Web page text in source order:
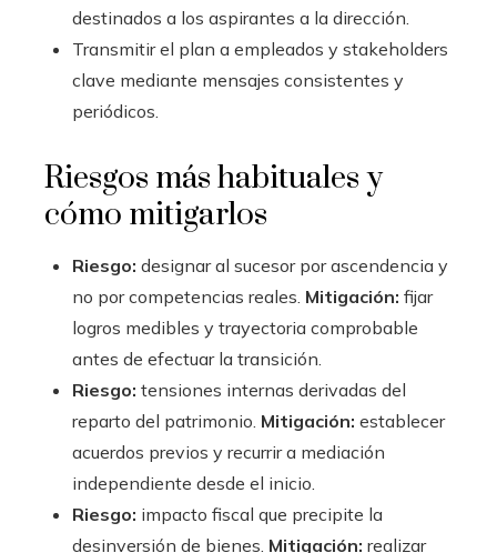
destinados a los aspirantes a la dirección.
Transmitir el plan a empleados y stakeholders
clave mediante mensajes consistentes y
periódicos.
Riesgos más habituales y
cómo mitigarlos
Riesgo: designar al sucesor por ascendencia y
no por competencias reales. Mitigación: fijar
logros medibles y trayectoria comprobable
antes de efectuar la transición.
Riesgo: tensiones internas derivadas del
reparto del patrimonio. Mitigación: establecer
acuerdos previos y recurrir a mediación
independiente desde el inicio.
Riesgo: impacto fiscal que precipite la
desinversión de bienes. Mitigación: realizar